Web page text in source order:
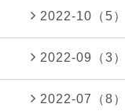
2022-10（5）
2022-09（3）
2022-07（8）